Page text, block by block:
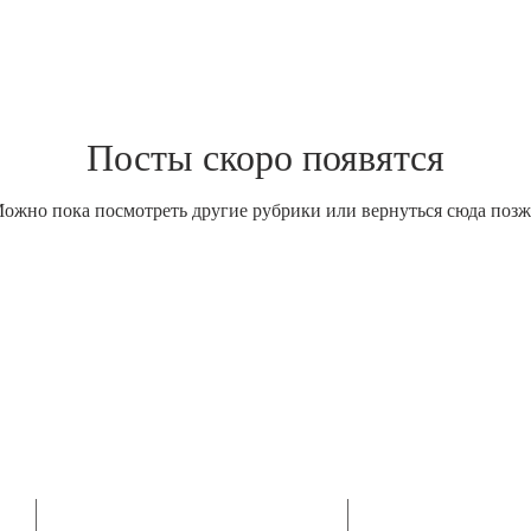
Посты скоро появятся
пока посмотреть другие рубрики или вернуться сюда